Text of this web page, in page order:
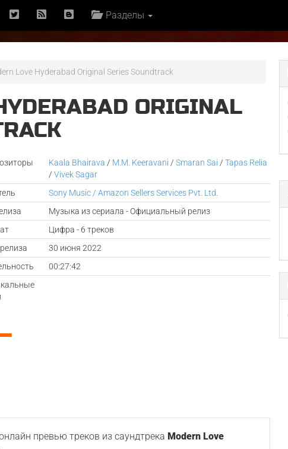
Разделы
Love Hyderabad Original Series Soundtrack
ORIGINAL
Kaala Bhairava / M.M. Keeravani / Smaran Sai / Tapas Relia
/ Vivek Sagar
Sony Music / Amazon Sellers Services Pvt. Ltd.
Музыка из сериала - Официальный релиз
Цифра - 6 треков
30 июня 2022
00:27:42
превью треков из саундтрекаModern Love